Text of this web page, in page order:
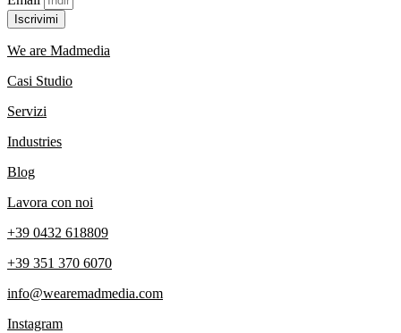
Iscrivimi
We are Madmedia
Casi Studio
Servizi
Industries
Blog
Lavora con noi
+39 0432 618809
+39 351 370 6070
info@wearemadmedia.com
Instagram